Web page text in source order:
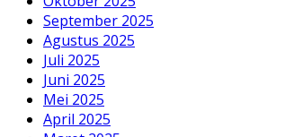
September 2025
Agustus 2025
Juli 2025
Juni 2025
Mei 2025
April 2025